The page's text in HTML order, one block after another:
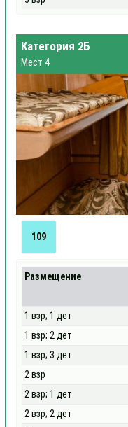
Категория 2Б
Мест 4
109
Размещение
1 взр; 1 дет
1 взр; 2 дет
1 взр; 3 дет
2 взр
2 взр; 1 дет
2 взр; 2 дет